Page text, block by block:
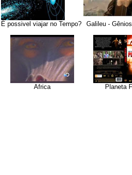
É possivel viajar no Tempo? Galileu -
Africa Planeta